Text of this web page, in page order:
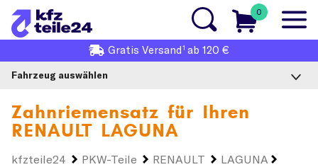
0
Gratis Versand1 ab 120 €
Fahrzeug auswählen
Zahnriemensatz für Ihren
RENAULT LAGUNA
kfzteile24 PKW-Teile RENAULT
LAGUNA